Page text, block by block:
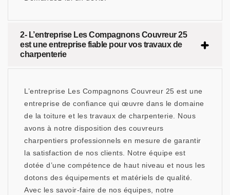
2- L’entreprise Les Compagnons Couvreur 25
est une entreprise fiable pour vos travaux de
charpenterie
L’entreprise Les Compagnons Couvreur 25 est une
entreprise de confiance qui œuvre dans le domaine
de la toiture et les travaux de charpenterie. Nous
avons à notre disposition des couvreurs
charpentiers professionnels en mesure de garantir
la satisfaction de nos clients. Notre équipe est
dotée d’une compétence de haut niveau et nous les
dotons des équipements et matériels de qualité.
Avec les savoir-faire de nos équipes, notre